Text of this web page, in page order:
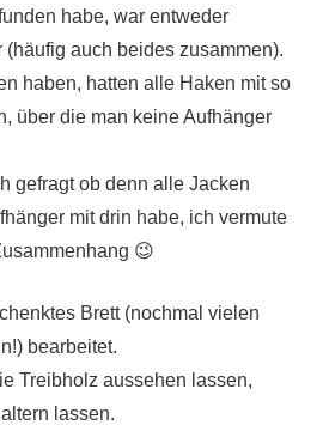
habe, war entweder
(häufig auch beides zusammen).
haben, hatten alle Haken mit so
über die man keine Aufhänger
gefragt ob denn alle Jacken
mit drin habe, ich vermute
😉
Brett (nochmal vielen
bearbeitet.
Treibholz aussehen lassen,
lassen.